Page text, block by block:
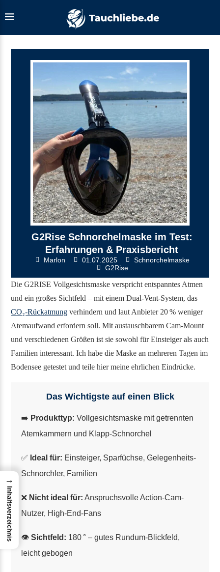
G2Rise Schnorchelmaske im Test:
Erfahrungen & Praxisbericht
Marlon 01.07.2025
Schnorchelmaske
G2Rise
Die G2RISE Vollgesichtsmaske verspricht entspanntes Atmen
und ein großes Sichtfeld – mit einem Dual-Vent-System, das
CO₂-Rückatmung verhindern und laut Anbieter 20 % weniger
Atemaufwand erfordern soll. Mit austauschbarem Cam-Mount
und verschiedenen Größen ist sie sowohl für Einsteiger als auch
Familien interessant. Ich habe die Maske an mehreren Tagen im
Bodensee getestet und teile hier meine ehrlichen Eindrücke.
Das Wichtigste auf einen Blick
➡️ Produkttyp: Vollgesichtsmaske mit getrennten
Atemkammern und Klapp-Schnorchel
✅ Ideal für: Einsteiger, Sparfüchse, Gelegenheits-
Schnorchler, Familien
❌ Nicht ideal für: Anspruchsvolle Action-Cam-
Nutzer, High-End-Fans
👁️ Sichtfeld: 180 ° – gutes Rundum-Blickfeld,
leicht gebogen
→
Inhaltsverzeichnis